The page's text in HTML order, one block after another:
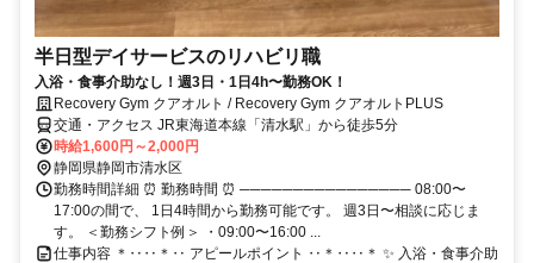
半日型デイサービスのリハビリ職
入浴・食事介助なし！週3日・1日4h〜勤務OK！
Recovery Gym クアオルト / Recovery Gym クアオルトPLUS
交通・アクセス JR東海道本線「清水駅」から徒歩5分
時給1,600円～2,000円
静岡県静岡市清水区
勤務時間詳細 ⏰ 勤務時間 ⏰ ──────────────── 08:00〜
17:00の間で、 1日4時間から勤務可能です。 週3日〜相談に応じま
す。 ＜勤務シフト例＞ ・09:00〜16:00 ...
仕事内容 ＊‥‥＊‥ アピールポイント ‥＊‥‥＊ ✨ 入浴・食事介助